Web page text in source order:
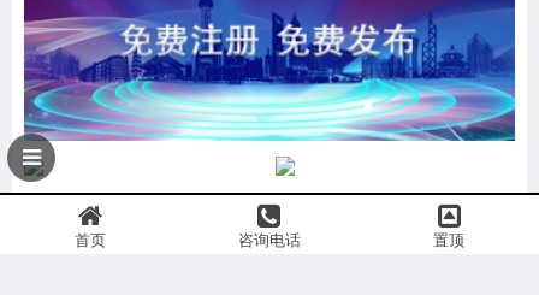
首页 咨询电话 置顶